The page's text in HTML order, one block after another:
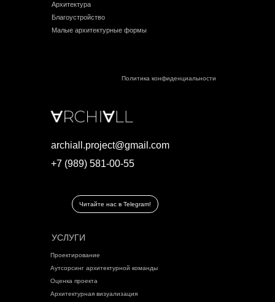
Политика конфиденциальности
Архитектура
Благоустройство
Малые архитектурные формы
archiall.project@gmail.com
УСЛУГИ
Проектирование
Аутсорсинг архитектурной команды
Оценка проекта
Архитектурная визуализация
+7 (989) 581-00-55
Читайте нас в Telegram!